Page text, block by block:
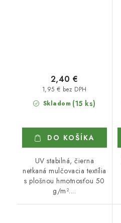
Skladom (15 ks)
1,95 € bez DPH
2,40 €
DO KOŠÍKA
UV stabilná, čierna
netkaná mulčovacia textília
s plošnou hmotnosťou 50
g/m²....